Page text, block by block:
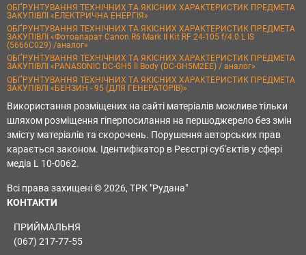
ОБҐРУНТУВАННЯ ТЕХНІЧНИХ ТА ЯКІСНИХ ХАРАКТЕРИСТИК ПРЕДМЕТА
ЗАКУПІВЛІ «ЕЛЕКТРИЧНА ЕНЕРГІЯ»
ОБҐРУНТУВАННЯ ТЕХНІЧНИХ ТА ЯКІСНИХ ХАРАКТЕРИСТИК ПРЕДМЕТА
ЗАКУПІВЛІ «Фотоапарат Canon R6 Mark II Kit RF 24-105 f/4.0 L IS
(5666C029) /аналог»
ОБҐРУНТУВАННЯ ТЕХНІЧНИХ ТА ЯКІСНИХ ХАРАКТЕРИСТИК ПРЕДМЕТА
ЗАКУПІВЛІ «PANASONIC DC-GH5 II Body (DC-GH5M2EE) / аналог»
ОБҐРУНТУВАННЯ ТЕХНІЧНИХ ТА ЯКІСНИХ ХАРАКТЕРИСТИК ПРЕДМЕТА
ЗАКУПІВЛІ «БЕНЗИН - 95 (ДЛЯ ГЕНЕРАТОРІВ)»
Використання розміщених на сайті матеріалів можливе тільки
шляхом розміщення гіперпосилання на першоджерело без змін
змісту матеріалів та скорочень. Порушення авторських прав
карається законом. Ідентифікатор в Реєстрі суб'єктів у сфері
медіа L 10-0062.
Всі права захищені © 2026, ТРК "Рудана"
КОНТАКТИ
ПРИЙМАЛЬНЯ
(067) 217-77-55